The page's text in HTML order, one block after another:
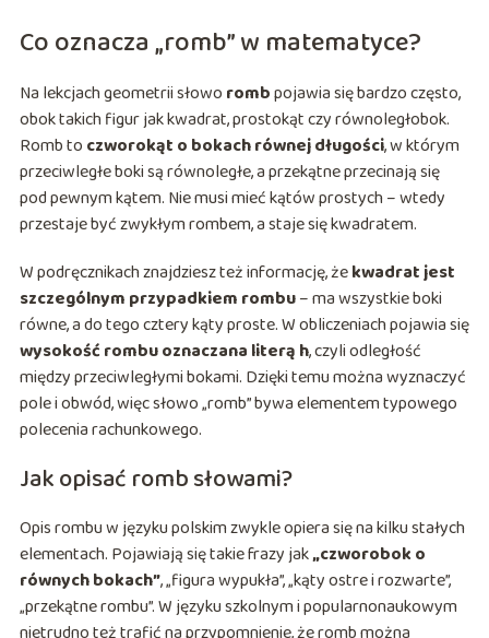
Co oznacza „romb” w matematyce?
Na lekcjach geometrii słowo rombpojawia się bardzo często,
obok takich figur jak kwadrat, prostokąt czy równoległobok.
Romb to czworokąt o bokach równej długości, w którym
przeciwległe boki są równoległe, a przekątne przecinają się
pod pewnym kątem. Nie musi mieć kątów prostych – wtedy
przestaje być zwykłym rombem, a staje się kwadratem.
W podręcznikach znajdziesz też informację, żekwadrat jest
szczególnym przypadkiem rombu– ma wszystkie boki
równe, a do tego cztery kąty proste. W obliczeniach pojawia się
wysokość rombu oznaczana literą h, czyli odległość
między przeciwległymi bokami. Dzięki temu można wyznaczyć
pole i obwód, więc słowo „romb” bywa elementem typowego
polecenia rachunkowego.
Jak opisać romb słowami?
Opis rombu w języku polskim zwykle opiera się na kilku stałych
elementach. Pojawiają się takie frazy jak„czworobok o
równych bokach”, „figura wypukła”, „kąty ostre i rozwarte”,
„przekątne rombu”. W języku szkolnym i popularnonaukowym